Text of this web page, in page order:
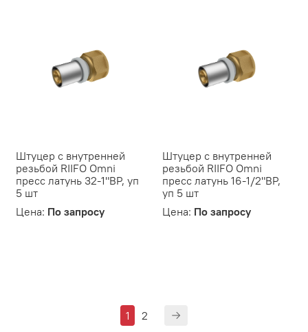
Штуцер с внутренней
резьбой RIIFO Omni
пресс латунь 32-1"ВР, уп
5 шт
Цена: По запросу
Штуцер с внутренней
резьбой RIIFO Omni
пресс латунь 16-1/2"ВР,
уп 5 шт
Цена: По запросу
1 2